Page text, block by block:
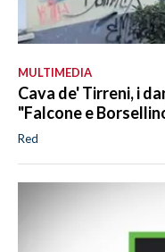
MULTIMEDIA
Cava de' Tirreni, i
"Falcone e
Red